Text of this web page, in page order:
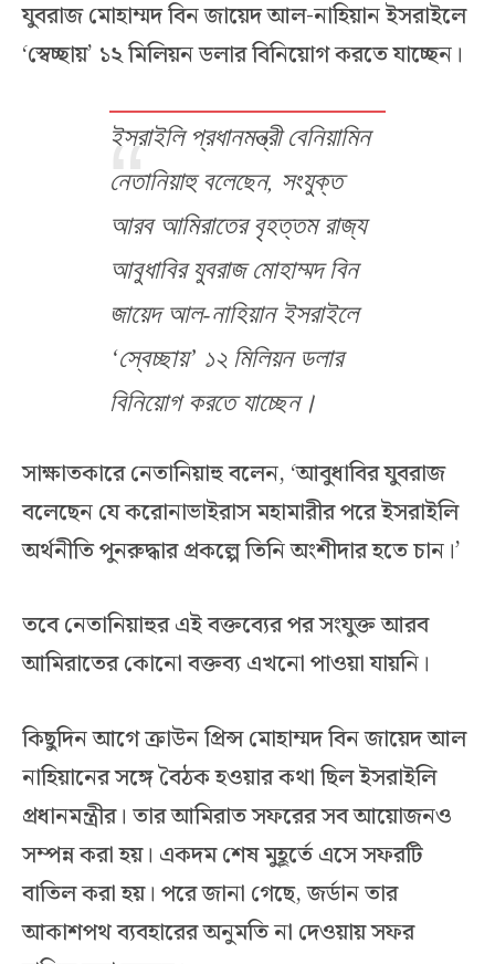
যুবরাজ মোহাম্মদ বিন জায়েদ আল-নাহিয়ান ইসরাইলে
‘স্বেচ্ছায়’ ১২ মিলিয়ন ডলার বিনিয়োগ করতে যাচ্ছেন।
ইসরাইলি প্রধানমন্ত্রী বেনিয়ামিন
নেতানিয়াহু বলেছেন, সংযুক্ত
আরব আমিরাতের বৃহত্তম রাজ্য
আবুধাবির যুবরাজ মোহাম্মদ বিন
জায়েদ আল-নাহিয়ান ইসরাইলে
‘স্বেচ্ছায়’ ১২ মিলিয়ন ডলার
বিনিয়োগ করতে যাচ্ছেন।
সাক্ষাতকারে নেতানিয়াহু বলেন, ‘আবুধাবির যুবরাজ
বলেছেন যে করোনাভাইরাস মহামারীর পরে ইসরাইলি
অর্থনীতি পুনরুদ্ধার প্রকল্পে তিনি অংশীদার হতে চান।’
তবে নেতানিয়াহুর এই বক্তব্যের পর সংযুক্ত আরব
আমিরাতের কোনো বক্তব্য এখনো পাওয়া যায়নি।
কিছুদিন আগে ক্রাউন প্রিন্স মোহাম্মদ বিন জায়েদ আল
নাহিয়ানের সঙ্গে বৈঠক হওয়ার কথা ছিল ইসরাইলি
প্রধানমন্ত্রীর। তার আমিরাত সফরের সব আয়োজনও
সম্পন্ন করা হয়। একদম শেষ মুহূর্তে এসে সফরটি
বাতিল করা হয়। পরে জানা গেছে, জর্ডান তার
আকাশপথ ব্যবহারের অনুমতি না দেওয়ায় সফর